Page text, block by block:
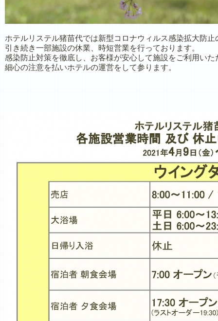
ホテルリステル猪苗代では新型コロナウィルス感染拡大防止
引き続き一部施設の休業、時短営業を行っております。
感染防止対策を徹底し、お客様が安心して施設をご利用いた
細心の注意を払いホテルの運営をして参ります。